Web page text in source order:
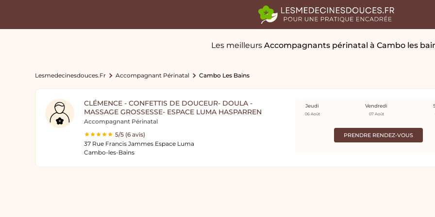
Les meilleurs Accompagnants périnatal à Cambo les
Lesmedecinesdouces.fr Accompagnant Périnatal Cambo Les Bains
CLÉMENCE - CONFETTIS DE DOUCEUR- DOULA -
MASSAGE GROSSESSE- ESPACE LUMA HASPARREN
Accompagnant Périnatal
5/5 (6 avis)
37 Rue Francis Jammes Espace Luma
Cambo-les-Bains
PRENDRE RENDEZ-VOUS
Jeudi
06 Août
Vendredi
07 Août